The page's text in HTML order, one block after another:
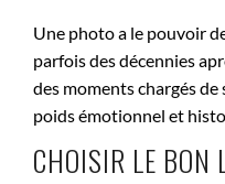
Une photo a le pouvoir
parfois des décennies
des moments chargés
poids émotionnel et
CHOISIR LE BON